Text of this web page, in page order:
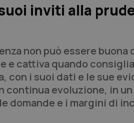
inviti alla
non può essere buona
e cattiva quando
con i suoi dati e le sue
continua evoluzione, in
domande e i margini di